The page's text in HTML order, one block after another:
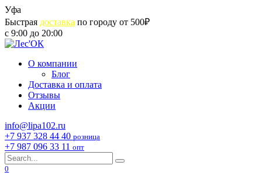
Skip
to
content
Уфа
Быстрая доставка по городу от 500₽
с 9:00 до 20:00
О компании
Блог
Доставка и оплата
Отзывы
Акции
info@lipa102.ru
+7 937 328 44 40 розница
+7 987 096 33 11 опт
Search
for:
0